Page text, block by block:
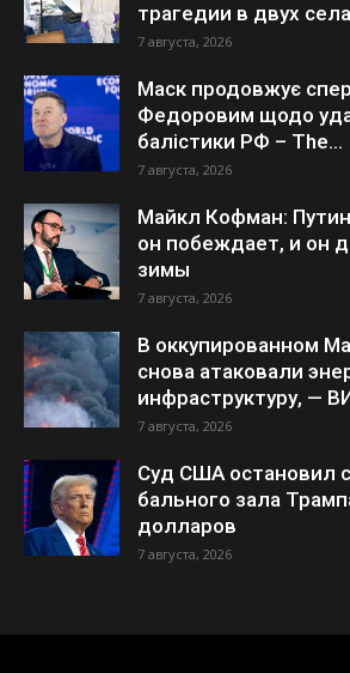
трагедии в двух
7 августа, 2026
Маск продовжує
Федоровим щодо
балістики РФ – The...
7 августа, 2026
Майкл Кофман:
он побеждает, и он
зимы
7 августа, 2026
В оккупированном
снова атаковали
инфраструктуру, —
7 августа, 2026
Суд США остановил
бального зала
долларов
7 августа, 2026